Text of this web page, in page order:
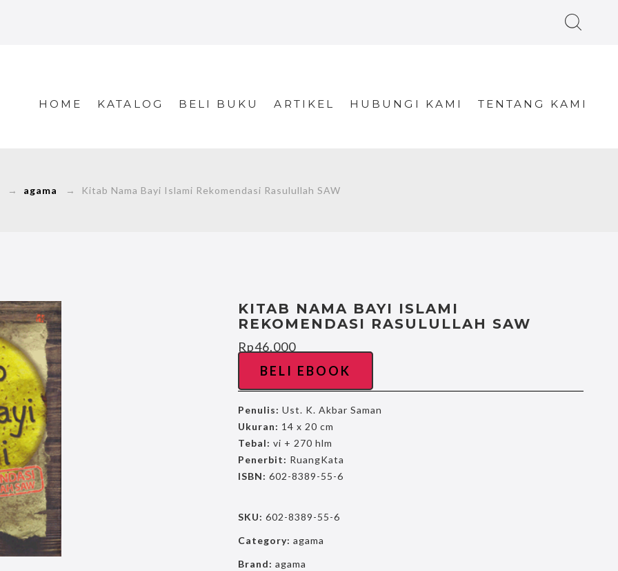
HOME KATALOG BELI BUKU ARTIKEL HUBUNGI KAMI TENTANG KAMI
agama → Kitab Nama Bayi Islami Rekomendasi Rasulullah SAW
KITAB NAMA BAYI ISLAMI
REKOMENDASI RASULULLAH SAW
Rp46.000
BELI EBOOK
Penulis: Ust. K. Akbar Saman
Ukuran: 14 x 20 cm
Tebal: vi + 270 hlm
Penerbit: RuangKata
ISBN: 602-8389-55-6
SKU:602-8389-55-6
Category:agama
Brand:agama